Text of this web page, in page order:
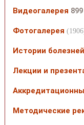
Видеогалерея 899
Фотогалерея
Истории болезней
Лекции и
Методические